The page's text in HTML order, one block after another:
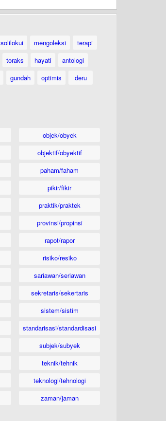
solilokui mengoleksi
terapi
toraks hayati
antologi
gundah optimis
deru
objek/obyek
objektif/obyektif
paham/faham
pikir/fikir
praktik/praktek
provinsi/propinsi
rapot/rapor
risiko/resiko
sariawan/seriawan
sekretaris/sekertaris
sistem/sistim
standarisasi/standardisasi
subjek/subyek
teknik/tehnik
teknologi/tehnologi
zaman/jaman